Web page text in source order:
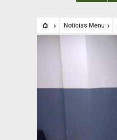
Noticias Menu